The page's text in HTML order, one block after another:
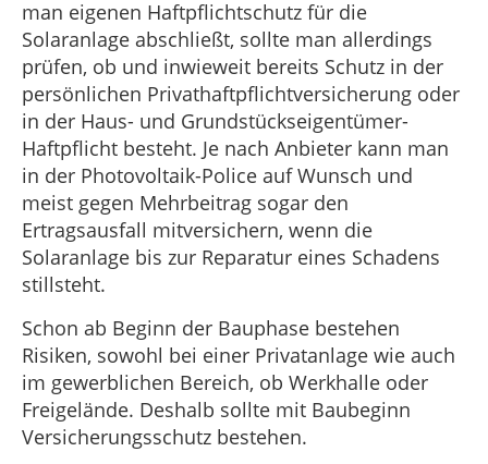
man eigenen Haftpflichtschutz für die
Solaranlage abschließt, sollte man allerdings
prüfen, ob und inwieweit bereits Schutz in der
persönlichen Privathaftpflichtversicherung oder
in der Haus- und Grundstückseigentümer-
Haftpflicht besteht. Je nach Anbieter kann man
in der Photovoltaik-Police auf Wunsch und
meist gegen Mehrbeitrag sogar den
Ertragsausfall mitversichern, wenn die
Solaranlage bis zur Reparatur eines Schadens
stillsteht.
Schon ab Beginn der Bauphase bestehen
Risiken, sowohl bei einer Privatanlage wie auch
im gewerblichen Bereich, ob Werkhalle oder
Freigelände. Deshalb sollte mit Baubeginn
Versicherungsschutz bestehen.